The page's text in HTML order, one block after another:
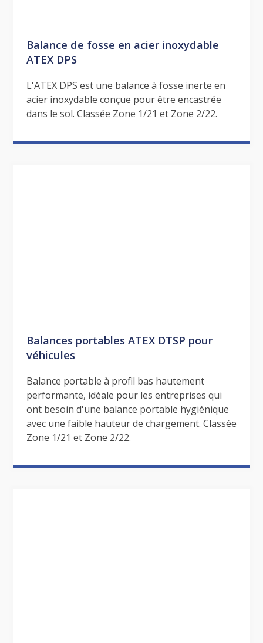
Balance de fosse en acier inoxydable
ATEX DPS
L'ATEX DPS est une balance à fosse inerte en
acier inoxydable conçue pour être encastrée
dans le sol. Classée Zone 1/21 et Zone 2/22.
Balances portables ATEX DTSP pour
véhicules
Balance portable à profil bas hautement
performante, idéale pour les entreprises qui
ont besoin d'une balance portable hygiénique
avec une faible hauteur de chargement. Classée
Zone 1/21 et Zone 2/22.